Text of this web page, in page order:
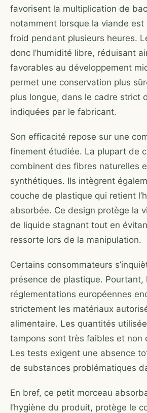
favorisent la multiplication de
notamment lorsque la viande est
froid pendant plusieurs heures.
donc l’humidité libre, réduisant
favorables au développement
permet une conservation plus
plus longue, dans le cadre strict
indiquées par le fabricant.
Son efficacité repose sur une
finement étudiée. La plupart de
combinent des fibres naturelles
synthétiques. Ils intègrent
couche de plastique qui retient
absorbée. Ce design protège la
de liquide stagnant tout en
ressorte lors de la manipulation.
Certains consommateurs
présence de plastique. Pourtant,
réglementations européennes
strictement les matériaux
alimentaire. Les quantités
tampons sont très faibles et non
Les tests exigent une absence
de substances problématiques
En bref, ce petit morceau
l’hygiène du produit, protège le